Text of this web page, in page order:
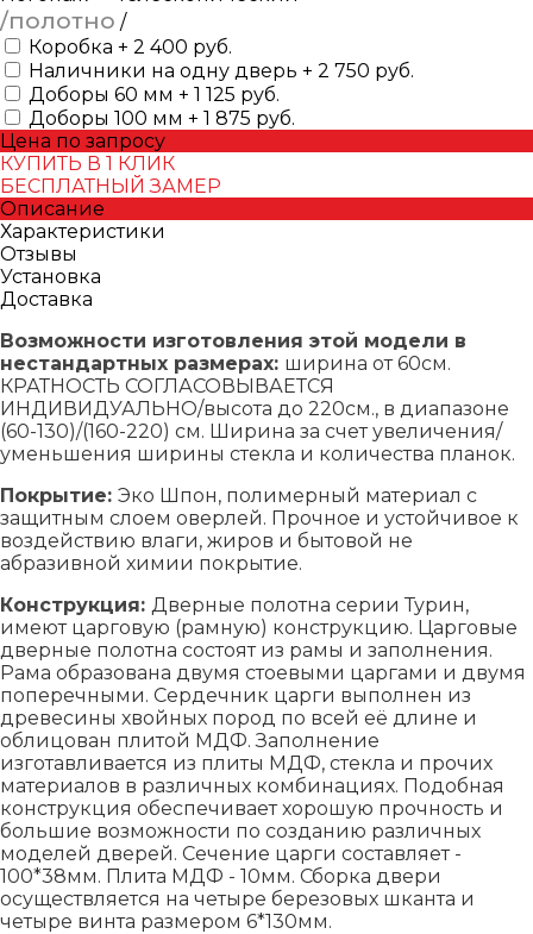
/полотно /
Коробка + 2 400 руб.
Наличники на одну дверь + 2 750 руб.
Доборы 60 мм + 1 125 руб.
Доборы 100 мм + 1 875 руб.
Цена по запросу
КУПИТЬ В 1 КЛИК
БЕСПЛАТНЫЙ ЗАМЕР
Описание
Характеристики
Отзывы
Установка
Доставка
Возможности изготовления этой модели в
нестандартных размерах: ширина от 60см.
КРАТНОСТЬ СОГЛАСОВЫВАЕТСЯ
ИНДИВИДУАЛЬНО/высота до 220см., в диапазоне
(60-130)/(160-220) см. Ширина за счет увеличения/
уменьшения ширины стекла и количества планок.
Покрытие: Эко Шпон, полимерный материал с
защитным слоем оверлей. Прочное и устойчивое к
воздействию влаги, жиров и бытовой не
абразивной химии покрытие.
Конструкция: Дверные полотна серии Турин,
имеют царговую (рамную) конструкцию. Царговые
дверные полотна состоят из рамы и заполнения.
Рама образована двумя стоевыми царгами и двумя
поперечными. Сердечник царги выполнен из
древесины хвойных пород по всей её длине и
облицован плитой МДФ. Заполнение
изготавливается из плиты МДФ, стекла и прочих
материалов в различных комбинациях. Подобная
конструкция обеспечивает хорошую прочность и
большие возможности по созданию различных
моделей дверей. Сечение царги составляет -
100*38мм. Плита МДФ - 10мм. Сборка двери
осуществляется на четыре березовых шканта и
четыре винта размером 6*130мм.